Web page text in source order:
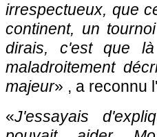
irrespectueux, que
continent, un
dirais, c'est que
maladroitement
majeur» , a reconnu
«J'essayais